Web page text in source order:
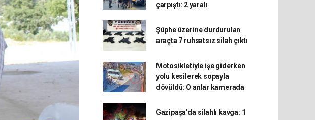
çarpıştı: 2 yaralı
Şüphe üzerine durdurulan
araçta 7 ruhsatsız silah çıktı
Motosikletiyle işe giderken
yolu kesilerek sopayla
dövüldü: O anlar kamerada
Gazipaşa’da silahlı kavga: 1